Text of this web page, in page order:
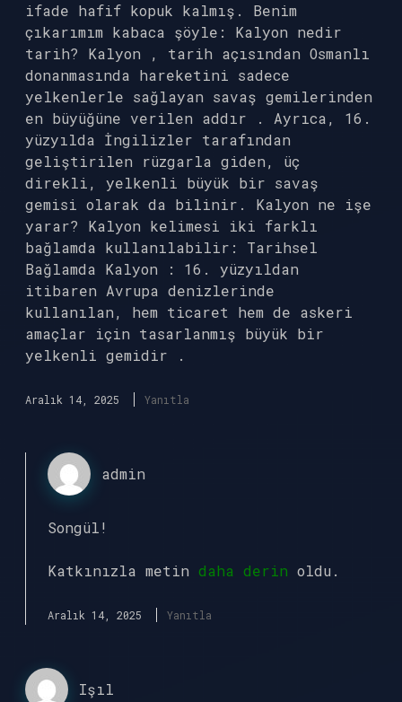
ifade hafif kopuk kalmış. Benim
çıkarımım kabaca şöyle: Kalyon nedir
tarih? Kalyon , tarih açısından Osmanlı
donanmasında hareketini sadece
yelkenlerle sağlayan savaş gemilerinden
en büyüğüne verilen addır . Ayrıca, 16.
yüzyılda İngilizler tarafından
geliştirilen rüzgarla giden, üç
direkli, yelkenli büyük bir savaş
gemisi olarak da bilinir. Kalyon ne işe
yarar? Kalyon kelimesi iki farklı
bağlamda kullanılabilir: Tarihsel
Bağlamda Kalyon : 16. yüzyıldan
itibaren Avrupa denizlerinde
kullanılan, hem ticaret hem de askeri
amaçlar için tasarlanmış büyük bir
yelkenli gemidir .
Aralık 14, 2025 Yanıtla
admin
Songül!
Katkınızla metin daha derin oldu.
Aralık 14, 2025 Yanıtla
Işıl